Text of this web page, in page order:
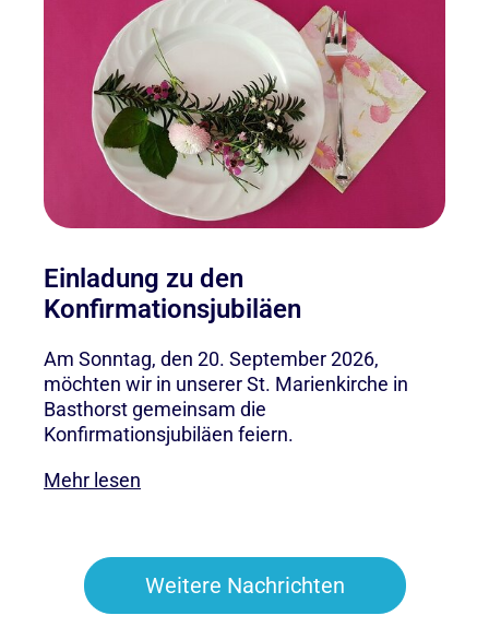
Einladung zu den
Konfirmationsjubiläen
Am Sonntag, den 20. September 2026,
möchten wir in unserer St. Marienkirche in
Basthorst gemeinsam die
Konfirmationsjubiläen feiern.
Mehr lesen
Weitere Nachrichten